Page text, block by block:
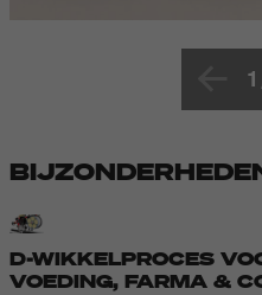
1
D-WIKKELPROCES
VOEDING, FARMA &